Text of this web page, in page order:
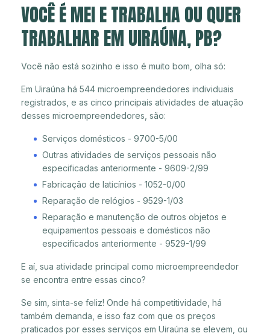
VOCÊ É MEI E TRABALHA OU QUER
TRABALHAR EM UIRAÚNA, PB?
Você não está sozinho e isso é muito bom, olha só:
Em Uiraúna há 544 microempreendedores individuais
registrados, e as cinco principais atividades de atuação
desses microempreendedores, são:
Serviços domésticos - 9700-5/00
Outras atividades de serviços pessoais não
especificadas anteriormente - 9609-2/99
Fabricação de laticínios - 1052-0/00
Reparação de relógios - 9529-1/03
Reparação e manutenção de outros objetos e
equipamentos pessoais e domésticos não
especificados anteriormente - 9529-1/99
E aí, sua atividade principal como microempreendedor
se encontra entre essas cinco?
Se sim, sinta-se feliz! Onde há competitividade, há
também demanda, e isso faz com que os preços
praticados por esses serviços em Uiraúna se elevem, ou